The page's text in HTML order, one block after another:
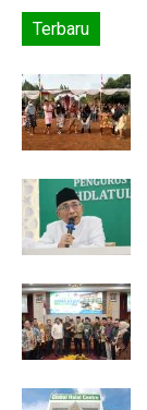
Terbaru